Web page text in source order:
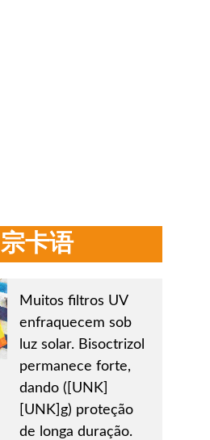
宗卡语
Muitos filtros UV
enfraquecem sob
luz solar. Bisoctrizol
permanece forte,
dando ([UNK]
[UNK]g) proteção
de longa duração.